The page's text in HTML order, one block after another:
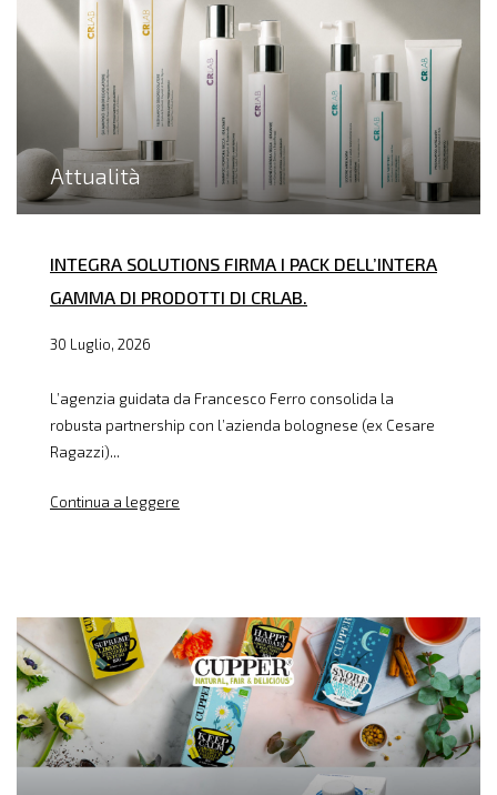
Attualità
INTEGRA SOLUTIONS FIRMA I PACK DELL’INTERA
GAMMA DI PRODOTTI DI CRLAB.
30 Luglio, 2026
L’agenzia guidata da Francesco Ferro consolida la
robusta partnership con l’azienda bolognese (ex Cesare
Ragazzi)...
Continua a leggere